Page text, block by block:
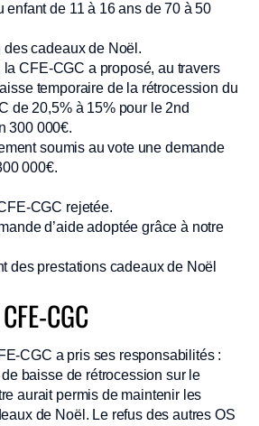
enfant de 11 à 16 ans de 70 à 50
cadeaux de Noël.
la CFE-CGC a proposé, au travers
temporaire de la rétrocession du
de 20,5% à 15% pour le 2nd
300 000€.
soumis au vote une demande
000€.
CGC rejetée.
d’aide adoptée grâce à notre
des prestations cadeaux de Noël
CGC
CGC a pris ses responsabilités :
baisse de rétrocession sur le
aurait permis de maintenir les
de Noël. Le refus des autres OS